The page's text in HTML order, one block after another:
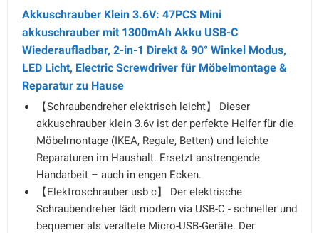
Akkuschrauber Klein 3.6V: 47PCS Mini
akkuschrauber mit 1300mAh Akku USB-C
Wiederaufladbar, 2-in-1 Direkt & 90° Winkel Modus,
LED Licht, Electric Screwdriver für Möbelmontage &
Reparatur zu Hause
【Schraubendreher elektrisch leicht】 Dieser
akkuschrauber klein 3.6v ist der perfekte Helfer für die
Möbelmontage (IKEA, Regale, Betten) und leichte
Reparaturen im Haushalt. Ersetzt anstrengende
Handarbeit – auch in engen Ecken.
【Elektroschrauber usb c】 Der elektrische
Schraubendreher lädt modern via USB-C - schneller und
bequemer als veraltete Micro-USB-Geräte. Der